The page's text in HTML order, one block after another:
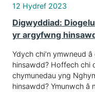
12 Hydref 2023
Digwyddiad:
yr argyfwng
Ydych chi’n ymwneud
hinsawdd? Hoffech chi
chymunedau yng
hinsawdd? Ymunwch â